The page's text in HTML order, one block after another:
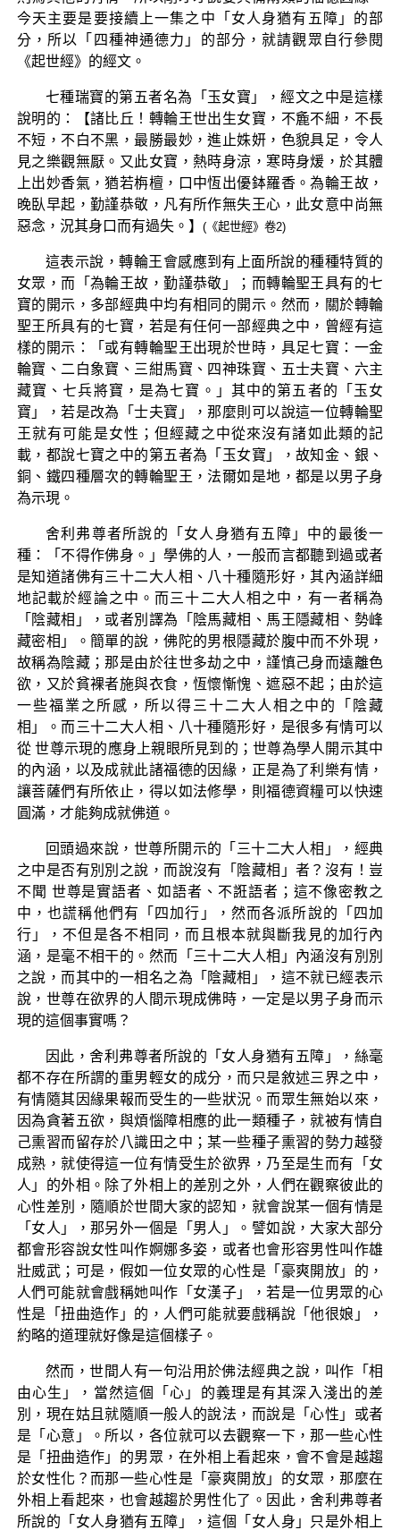
今天主要是要接續上一集之中「女人身猶有五障」的部
分，所以「四種神通德力」的部分，就請觀眾自行參閱
《起世經》的經文。
七種瑞寶的第五者名為「玉女寶」，經文之中是這樣
說明的：【諸比丘！轉輪王世出生女寶，不麁不細，不長
不短，不白不黑，最勝最妙，進止姝妍，色貌具足，令人
見之樂觀無厭。又此女寶，熱時身涼，寒時身煖，於其體
上出妙香氣，猶若栴檀，口中恆出優鉢羅香。為輪王故，
晚臥早起，勤謹恭敬，凡有所作無失王心，此女意中尚無
惡念，況其身口而有過失。】 (《起世經》卷2)
這表示說，轉輪王會感應到有上面所說的種種特質的
女眾，而「為輪王故，勤謹恭敬」；而轉輪聖王具有的七
寶的開示，多部經典中均有相同的開示。然而，關於轉輪
聖王所具有的七寶，若是有任何一部經典之中，曾經有這
樣的開示：「或有轉輪聖王出現於世時，具足七寶：一金
輪寶、二白象寶、三紺馬寶、四神珠寶、五士夫寶、六主
藏寶、七兵將寶，是為七寶。」其中的第五者的「玉女
寶」，若是改為「士夫寶」，那麼則可以說這一位轉輪聖
王就有可能是女性；但經藏之中從來沒有諸如此類的記
載，都說七寶之中的第五者為「玉女寶」，故知金、銀、
銅、鐵四種層次的轉輪聖王，法爾如是地，都是以男子身
為示現。
舍利弗尊者所說的「女人身猶有五障」中的最後一
種：「不得作佛身。」學佛的人，一般而言都聽到過或者
是知道諸佛有三十二大人相、八十種隨形好，其內涵詳細
地記載於經論之中。而三十二大人相之中，有一者稱為
「陰藏相」，或者別譯為「陰馬藏相、馬王隱藏相、勢峰
藏密相」。簡單的說，佛陀的男根隱藏於腹中而不外現，
故稱為陰藏；那是由於往世多劫之中，謹慎己身而遠離色
欲，又於貧裸者施與衣食，恆懷慚愧、遮惡不起；由於這
一些福業之所感，所以得三十二大人相之中的「陰藏
相」。而三十二大人相、八十種隨形好，是很多有情可以
從 世尊示現的應身上親眼所見到的；世尊為學人開示其中
的內涵，以及成就此諸福德的因緣，正是為了利樂有情，
讓菩薩們有所依止，得以如法修學，則福德資糧可以快速
圓滿，才能夠成就佛道。
回頭過來說，世尊所開示的「三十二大人相」，經典
之中是否有別別之說，而說沒有「陰藏相」者？沒有！豈
不聞 世尊是實語者、如語者、不誑語者；這不像密教之
中，也謊稱他們有「四加行」，然而各派所說的「四加
行」，不但是各不相同，而且根本就與斷我見的加行內
涵，是毫不相干的。然而「三十二大人相」內涵沒有別別
之說，而其中的一相名之為「陰藏相」，這不就已經表示
說，世尊在欲界的人間示現成佛時，一定是以男子身而示
現的這個事實嗎？
因此，舍利弗尊者所說的「女人身猶有五障」，絲毫
都不存在所謂的重男輕女的成分，而只是敘述三界之中，
有情隨其因緣果報而受生的一些狀況。而眾生無始以來，
因為貪著五欲，與煩惱障相應的此一類種子，就被有情自
己熏習而留存於八識田之中；某一些種子熏習的勢力越發
成熟，就使得這一位有情受生於欲界，乃至是生而有「女
人」的外相。除了外相上的差別之外，人們在觀察彼此的
心性差別，隨順於世間大家的認知，就會說某一個有情是
「女人」，那另外一個是「男人」。譬如說，大家大部分
都會形容說女性叫作婀娜多姿，或者也會形容男性叫作雄
壯威武；可是，假如一位女眾的心性是「豪爽開放」的，
人們可能就會戲稱她叫作「女漢子」，若是一位男眾的心
性是「扭曲造作」的，人們可能就要戲稱說「他很娘」，
約略的道理就好像是這個樣子。
然而，世間人有一句沿用於佛法經典之說，叫作「相
由心生」，當然這個「心」的義理是有其深入淺出的差
別，現在姑且就隨順一般人的說法，而說是「心性」或者
是「心意」。所以，各位就可以去觀察一下，那一些心性
是「扭曲造作」的男眾，在外相上看起來，會不會是越趨
於女性化？而那一些心性是「豪爽開放」的女眾，那麼在
外相上看起來，也會越趨於男性化了。因此，舍利弗尊者
所說的「女人身猶有五障」，這個「女人身」只是外相上